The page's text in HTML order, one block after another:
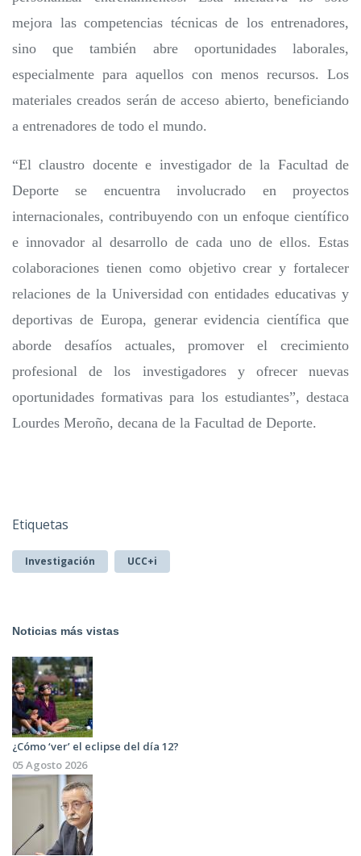
mejora las competencias técnicas de los entrenadores,
sino que también abre oportunidades laborales,
especialmente para aquellos con menos recursos. Los
materiales creados serán de acceso abierto, beneficiando
a entrenadores de todo el mundo.
“El claustro docente e investigador de la Facultad de
Deporte se encuentra involucrado en proyectos
internacionales, contribuyendo con un enfoque científico
e innovador al desarrollo de cada uno de ellos. Estas
colaboraciones tienen como objetivo crear y fortalecer
relaciones de la Universidad con entidades educativas y
deportivas de Europa, generar evidencia científica que
aborde desafíos actuales, promover el crecimiento
profesional de los investigadores y ofrecer nuevas
oportunidades formativas para los estudiantes”, destaca
Lourdes Meroño, decana de la Facultad de Deporte.
Etiquetas
Investigación UCC+i
Noticias más vistas
¿Cómo ‘ver’ el eclipse del día 12?
05 Agosto 2026